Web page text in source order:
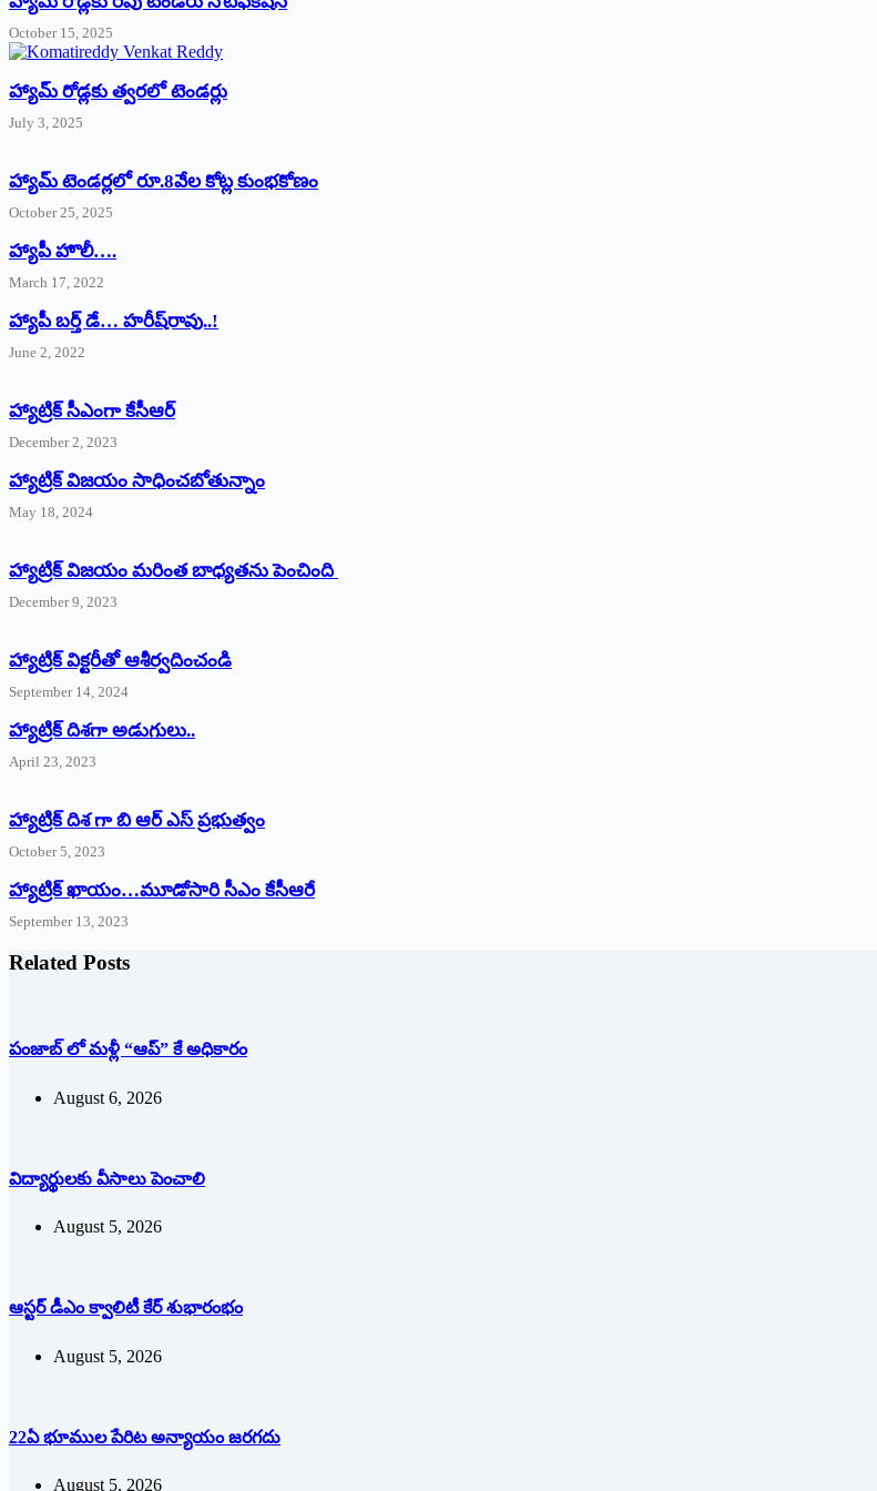
October 15, 2025
హ్యామ్‌ రోడ్లకు త్వరలో టెండర్లు
July 3, 2025
హ్యామ్‌ ‌టెండర్లలో రూ.8వేల కోట్ల కుంభకోణం
October 25, 2025
హ్యాపీ హొలీ….
March 17, 2022
హ్యాపీ బర్త్ ‌డే… హరీష్‌రావు..!
June 2, 2022
హ్యాట్రిక్‌ ‌సీఎంగా కేసీఆర్‌
December 2, 2023
హ్యాట్రిక్‌ విజయం సాధించబోతున్నాం
May 18, 2024
హ్యాట్రిక్ విజయం మరింత బాధ్యతను పెంచింది
December 9, 2023
హ్యాట్రిక్‌ ‌విక్టరీతో ఆశీర్వదించండి
September 14, 2024
‌హ్యాట్రిక్‌ ‌దిశగా అడుగులు..
April 23, 2023
హ్యాట్రిక్ దిశ గా బి ఆర్ ఎస్ ప్రభుత్వం
October 5, 2023
హ్యాట్రిక్‌ ‌ఖాయం…మూడోసారి సీఎం కేసీఆరే
September 13, 2023
Related Posts
పంజాబ్ లో మళ్లీ “ఆప్” కే అధికారం
August 6, 2026
విద్యార్థులకు వీసాలు పెంచాలి
August 5, 2026
ఆస్టర్ డీఎం క్వాలిటీ కేర్ శుభారంభం
August 5, 2026
22ఏ భూముల పేరిట అన్యాయం జరగదు
August 5, 2026